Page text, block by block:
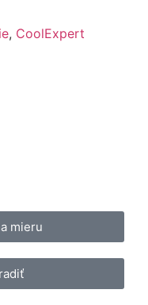
, CoolExpert
mieru